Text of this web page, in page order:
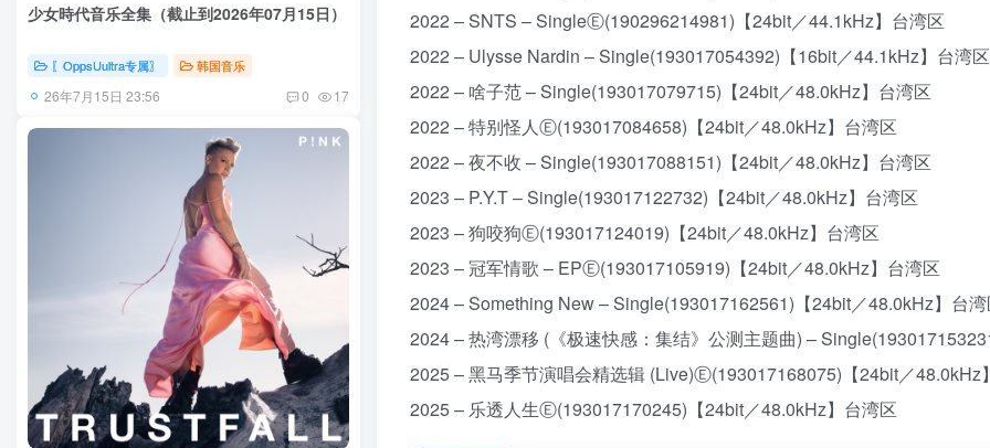
2022 – SNTS – SingleⒺ(190296214981)【24bit／44.1kHz】台湾区
2022 – Ulysse Nardin – Single(193017054392)【16bit／44.1kHz】台湾区
2022 – 啥子范 – Single(193017079715)【24bit／48.0kHz】台湾区
2022 – 特别怪人Ⓔ(193017084658)【24bit／48.0kHz】台湾区
2022 – 夜不收 – Single(193017088151)【24bit／48.0kHz】台湾区
2023 – P.Y.T – Single(193017122732)【24bit／48.0kHz】台湾区
2023 – 狗咬狗Ⓔ(193017124019)【24bit／48.0kHz】台湾区
2023 – 冠军情歌 – EPⒺ(193017105919)【24bit／48.0kHz】台湾区
2024 – Something New – Single(193017162561)【24bit／48.0kHz】台湾
2024 – 热湾漂移 (《极速快感：集结》公测主题曲) –
2025 – 黑马季节演唱会精选辑 (Live)Ⓔ(193017168075)【24bit／48.0kHz
2025 – 乐透人生Ⓔ(193017170245)【24bit／48.0kHz】台湾区
少女時代音乐全集（截止到2026年07月15日）
〖OppsUultra专属〗 韩国音乐
26年7月15日 23:56 0 17